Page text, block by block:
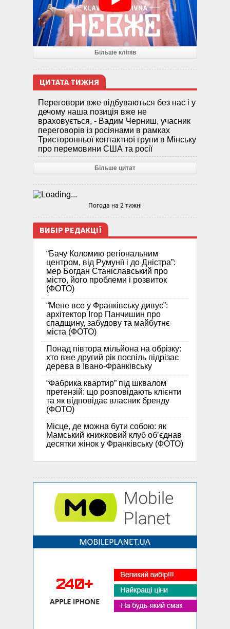
Більше кліпів
ЦИТАТА ТИЖНЯ
Переговори вже відбуваються без нас і у
дечому наша позиція вже не
враховується, - Вадим Черниш, учасник
переговорів із росіянами в рамках
Тристоронньої контактної групи в Мінську
про перемовини США та росії
Більше цитат
Погода на 2 тижні
ВИБІР РЕДАКЦІЇ
“Бачу Коломию регіональним
центром, від Румунії і до Дністра”:
мер Богдан Станіславський про
місто, його проблеми і розвиток
(ФОТО)
“Мене все у Франківську дивує”:
архітектор Ігор Панчишин про
спадщину, забудову та майбутнє
міста (ФОТО)
Понад півтора мільйона на обрізку:
хто вже другий рік поспіль підрізає
дерева в Івано-Франківську
“Фабрика квартир” під шквалом
претензій: що розповідають клієнти
та як відповідає власник бренду
(ФОТО)
Місце, де можна бути собою: як
Мамський книжковий клуб об’єднав
десятки жінок у Франківську (ФОТО)